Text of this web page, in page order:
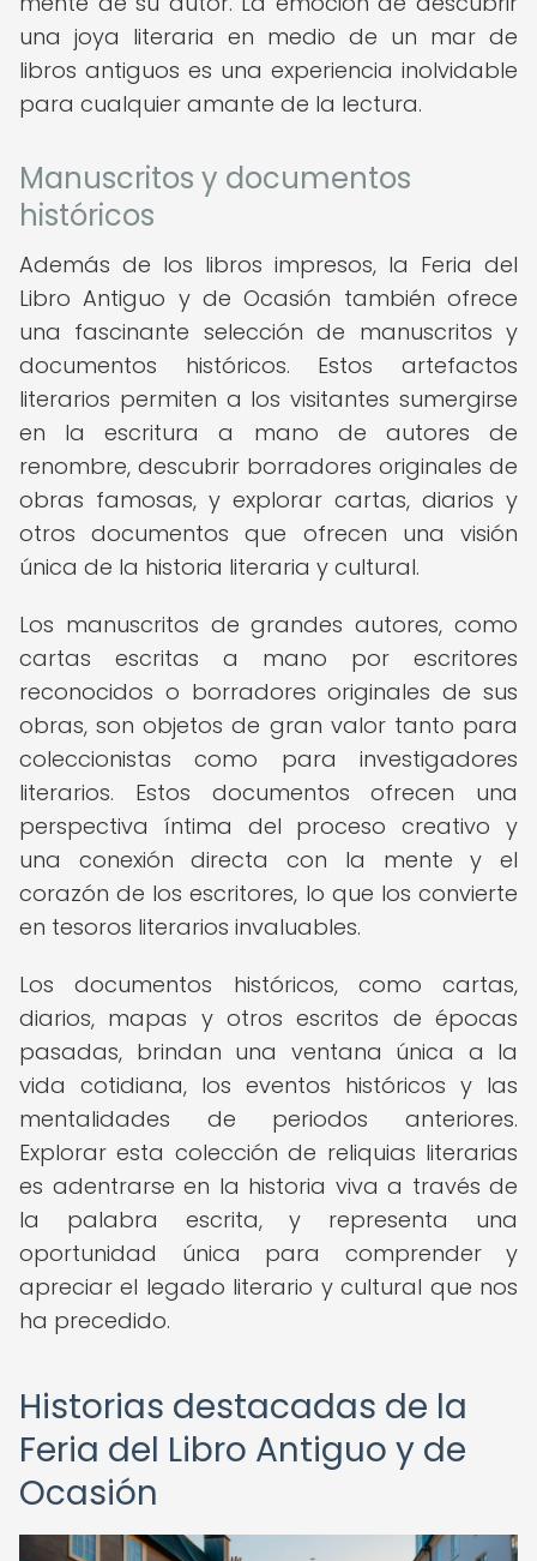
una joya literaria en medio de un mar de
libros antiguos es una experiencia inolvidable
para cualquier amante de la lectura.
Manuscritos y documentos
históricos
Además de los libros impresos, la Feria del
Libro Antiguo y de Ocasión también ofrece
una fascinante selección de manuscritos y
documentos históricos. Estos artefactos
literarios permiten a los visitantes sumergirse
en la escritura a mano de autores de
renombre, descubrir borradores originales de
obras famosas, y explorar cartas, diarios y
otros documentos que ofrecen una visión
única de la historia literaria y cultural.
Los manuscritos de grandes autores, como
cartas escritas a mano por escritores
reconocidos o borradores originales de sus
obras, son objetos de gran valor tanto para
coleccionistas como para investigadores
literarios. Estos documentos ofrecen una
perspectiva íntima del proceso creativo y
una conexión directa con la mente y el
corazón de los escritores, lo que los convierte
en tesoros literarios invaluables.
Los documentos históricos, como cartas,
diarios, mapas y otros escritos de épocas
pasadas, brindan una ventana única a la
vida cotidiana, los eventos históricos y las
mentalidades de periodos anteriores.
Explorar esta colección de reliquias literarias
es adentrarse en la historia viva a través de
la palabra escrita, y representa una
oportunidad única para comprender y
apreciar el legado literario y cultural que nos
ha precedido.
Historias destacadas de la
Feria del Libro Antiguo y de
Ocasión